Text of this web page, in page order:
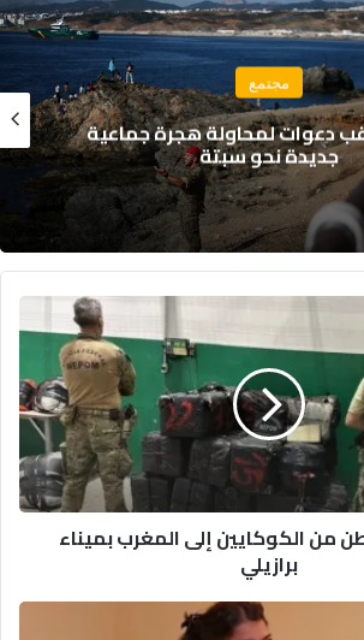
مجتمع
الوطنية تحسم موعد الدخول
المدرسي 2026-2027
من الكوكايين إلى المغرب بميناء
برازيلي